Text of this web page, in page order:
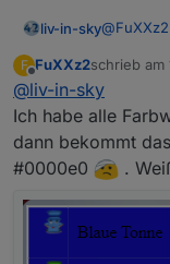
liv-in-sky@FuXXz2
nein
aber:
F
Offline
FuXXz2schrieb am
zuletzt
@liv-in-sky
Ich habe alle
dann bekommt
#0000e0
.